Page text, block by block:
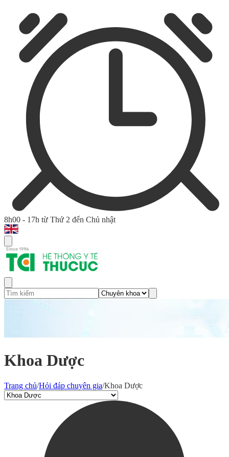
8h00 - 17h từ Thứ 2 đến Chủ nhật
Khoa Dược
Trang chủ/Hỏi đáp chuyên gia/Khoa Dược